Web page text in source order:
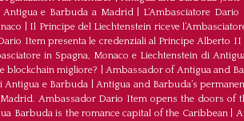
Antigua e Barbuda a Madrid| L‘Ambasciatore
Il Principe del Liechtenstein riceve
Item presenta le credenziali al Principe Alberto II
in Spagna, Monaco e Liechtenstein di
blockchain migliore?
Ambassador of Antigua and
Antigua e Barbuda |Antigua and Barbuda’s
Ambassador Dario Item opens the doors of
Barbuda is the romance capital of the Caribbean|